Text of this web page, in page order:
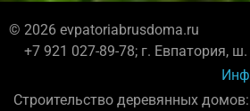
© 2026 evpatoriabrusdoma.ru
+7 921 027-89-78; г. Евпатория,
Строительство деревянных